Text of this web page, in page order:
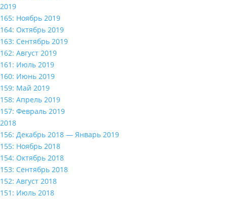
2019
165: Ноябрь 2019
164: Октябрь 2019
163: Сентябрь 2019
162: Август 2019
161: Июль 2019
160: Июнь 2019
159: Май 2019
158: Апрель 2019
157: Февраль 2019
2018
156: Декабрь 2018 — Январь 2019
155: Ноябрь 2018
154: Октябрь 2018
153: Сентябрь 2018
152: Август 2018
151: Июль 2018